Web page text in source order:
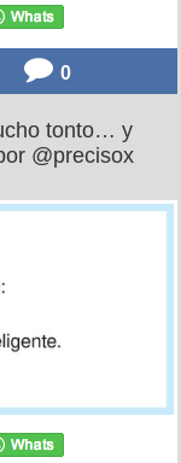
0
tonto… y
@precisox